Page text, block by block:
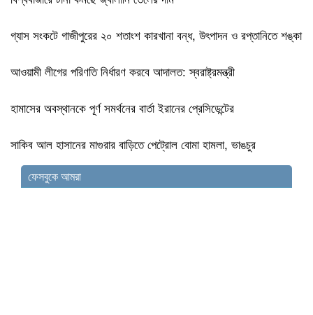
গ্যাস সংকটে গাজীপুরের ২০ শতাংশ কারখানা বন্ধ, উৎপাদন ও রপ্তানিতে শঙ্কা
আওয়ামী লীগের পরিণতি নির্ধারণ করবে আদালত: স্বরাষ্ট্রমন্ত্রী
হামাসের অবস্থানকে পূর্ণ সমর্থনের বার্তা ইরানের প্রেসিডেন্টের
সাকিব আল হাসানের মাগুরার বাড়িতে পেট্রোল বোমা হামলা, ভাঙচুর
ফেসবুকে আমরা